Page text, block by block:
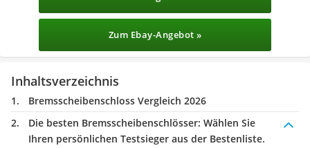
Zum Ebay-Angebot »
Inhaltsverzeichnis
Bremsscheibenschloss Vergleich 2026
Die besten Bremsscheibenschlösser: Wählen Sie
Ihren persönlichen Testsieger aus der Bestenliste.